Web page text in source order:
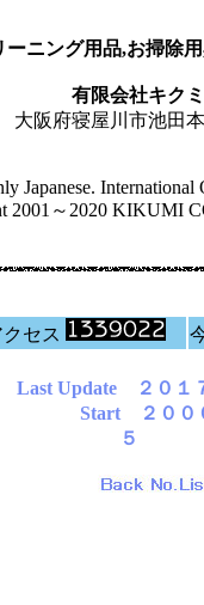
ーニング用品,お掃除
有限会社キク
大阪府寝屋川市池田
Japanese.
2001～2020 KIKUMI
セス
Last Update ２０１
Start ２００
５